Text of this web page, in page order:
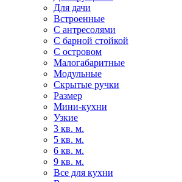
Для дачи
Встроенные
С антресолями
С барной стойкой
С островом
Малогабаритные
Модульные
Скрытые ручки
Размер
Мини-кухни
Узкие
3 кв. м.
5 кв. м.
6 кв. м.
9 кв. м.
Все для кухни